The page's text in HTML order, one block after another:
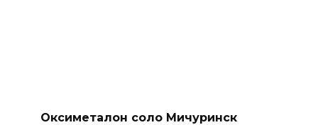
Оксиметалон соло Мичуринск